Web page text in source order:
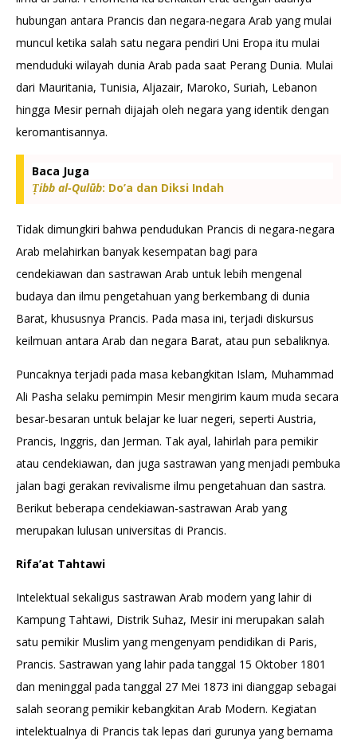
hubungan antara Prancis dan negara-negara Arab yang mulai
muncul ketika salah satu negara pendiri Uni Eropa itu mulai
menduduki wilayah dunia Arab pada saat Perang Dunia. Mulai
dari Mauritania, Tunisia, Aljazair, Maroko, Suriah, Lebanon
hingga Mesir pernah dijajah oleh negara yang identik dengan
keromantisannya.
Baca Juga
Ṭibb al-Qulūb: Do’a dan Diksi Indah
Tidak dimungkiri bahwa pendudukan Prancis di negara-negara
Arab melahirkan banyak kesempatan bagi para
cendekiawan dan sastrawan Arab untuk lebih mengenal
budaya dan ilmu pengetahuan yang berkembang di dunia
Barat, khususnya Prancis. Pada masa ini, terjadi diskursus
keilmuan antara Arab dan negara Barat, atau pun sebaliknya.
Puncaknya terjadi pada masa kebangkitan Islam, Muhammad
Ali Pasha selaku pemimpin Mesir mengirim kaum muda secara
besar-besaran untuk belajar ke luar negeri, seperti Austria,
Prancis, Inggris, dan Jerman. Tak ayal, lahirlah para pemikir
atau cendekiawan, dan juga sastrawan yang menjadi pembuka
jalan bagi gerakan revivalisme ilmu pengetahuan dan sastra.
Berikut beberapa cendekiawan-sastrawan Arab yang
merupakan lulusan universitas di Prancis.
Rifa’at Tahtawi
Intelektual sekaligus sastrawan Arab modern yang lahir di
Kampung Tahtawi, Distrik Suhaz, Mesir ini merupakan salah
satu pemikir Muslim yang mengenyam pendidikan di Paris,
Prancis. Sastrawan yang lahir pada tanggal 15 Oktober 1801
dan meninggal pada tanggal 27 Mei 1873 ini dianggap sebagai
salah seorang pemikir kebangkitan Arab Modern. Kegiatan
intelektualnya di Prancis tak lepas dari gurunya yang bernama